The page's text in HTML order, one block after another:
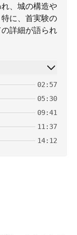
、城の構造や
に、首実験の
詳細が語られ
02:57
05:30
09:41
11:37
14:12